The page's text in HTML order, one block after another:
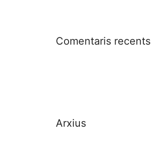
Comentaris recents
Arxius